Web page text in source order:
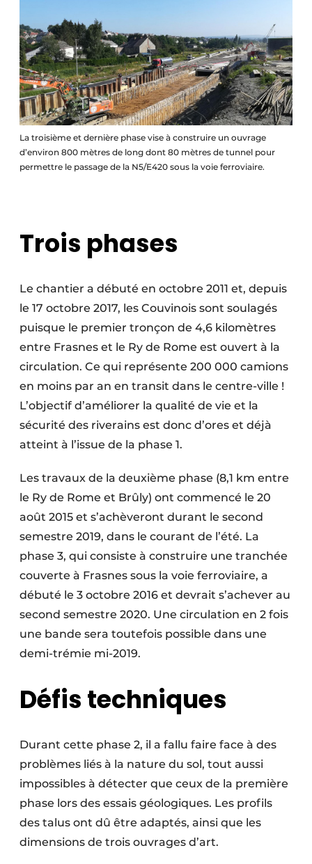
La troisième et dernière phase vise à construire un ouvrage
d’environ 800 mètres de long dont 80 mètres de tunnel pour
permettre le passage de la N5/E420 sous la voie ferroviaire.
Trois phases
Le chantier a débuté en octobre 2011 et, depuis
le 17 octobre 2017, les Couvinois sont soulagés
puisque le premier tronçon de 4,6 kilomètres
entre Frasnes et le Ry de Rome est ouvert à la
circulation. Ce qui représente 200 000 camions
en moins par an en transit dans le centre-ville !
L’objectif d’améliorer la qualité de vie et la
sécurité des riverains est donc d’ores et déjà
atteint à l’issue de la phase 1.
Les travaux de la deuxième phase (8,1 km entre
le Ry de Rome et Brûly) ont commencé le 20
août 2015 et s’achèveront durant le second
semestre 2019, dans le courant de l’été. La
phase 3, qui consiste à construire une tranchée
couverte à Frasnes sous la voie ferroviaire, a
débuté le 3 octobre 2016 et devrait s’achever au
second semestre 2020. Une circulation en 2 fois
une bande sera toutefois possible dans une
demi-trémie mi-2019.
Défis techniques
Durant cette phase 2, il a fallu faire face à des
problèmes liés à la nature du sol, tout aussi
impossibles à détecter que ceux de la première
phase lors des essais géologiques. Les profils
des talus ont dû être adaptés, ainsi que les
dimensions de trois ouvrages d’art.